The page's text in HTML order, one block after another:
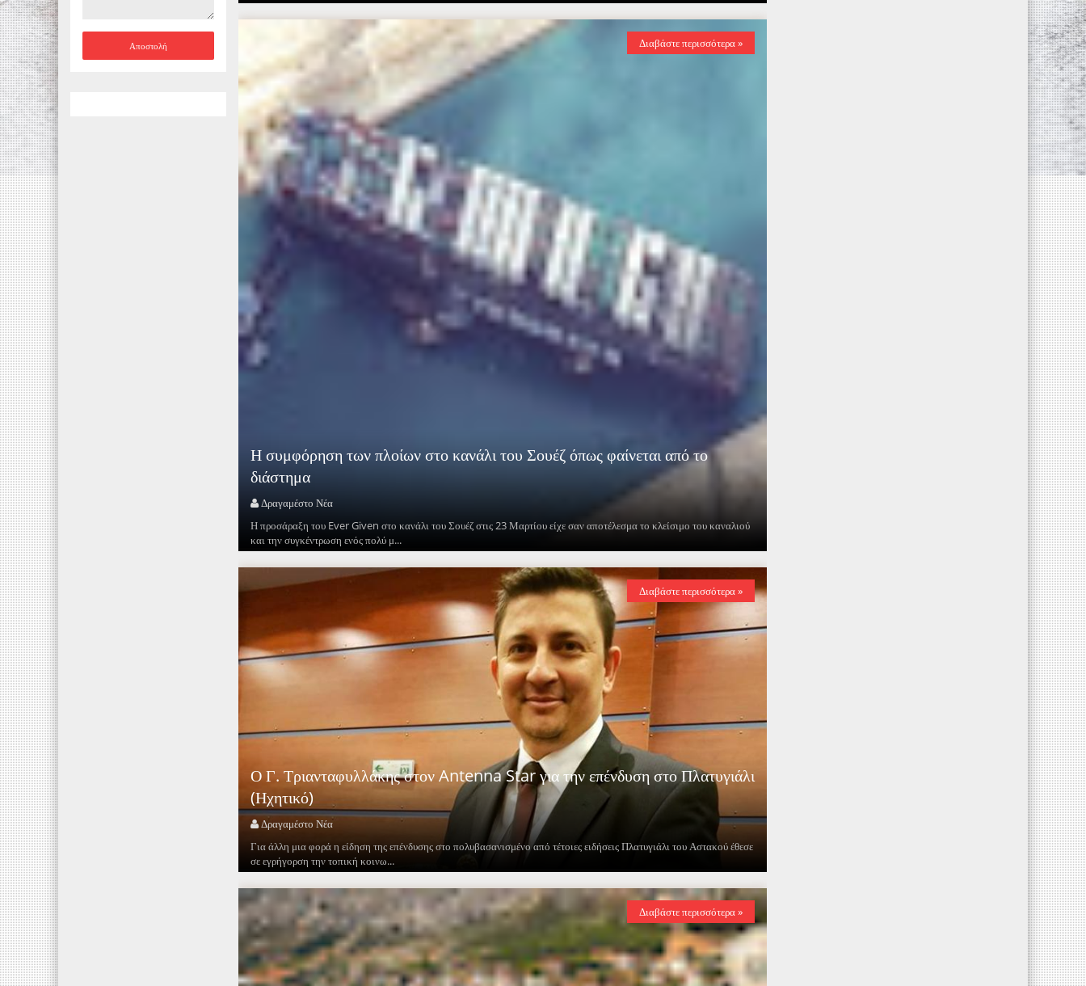
Η συμφόρηση των πλοίων στο κανάλι του Σουέζ όπως φαίνεται από το
διάστημα
Δραγαμέστο Νέα
Η προσάραξη του Ever Given στο κανάλι του Σουέζ στις 23 Μαρτίου είχε σαν αποτέλεσμα το κλείσιμο του καναλιού
και την συγκέντρωση ενός πολύ μ...
Διαβάστε περισσότερα »
Ο Γ. Τριανταφυλλάκης στον Antenna Star για την επένδυση στο Πλατυγιάλι
(Ηχητικό)
Δραγαμέστο Νέα
Για άλλη μια φορά η είδηση της επένδυσης στο πολυβασανισμένο από τέτοιες ειδήσεις Πλατυγιάλι του Αστακού έθεσε
σε εγρήγορση την τοπική κοινω...
Διαβάστε περισσότερα »
Διαβάστε περισσότερα »